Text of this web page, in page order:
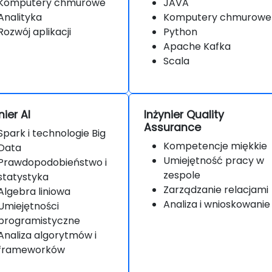
aplikacji
Komputery chmurowe
Python
Apache Kafka
Scala
AI
i technologie Big
i
liniowa
algorytmów i
Inżynier Quality
Assurance
Kompetencje miękkie
Umiejętność pracy w
zespole
Zarządzanie relacjami
Analiza i wnioskowanie